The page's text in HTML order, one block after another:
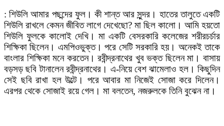
: শিউলি আমার পছন্দের ফুল। কী শান্ত আর সুন্দর। হাতের তালুতে একটি
শিউলি রাখলে কেমন জীবিত লাগে দেখেছো? মা ছিল কালো। আমি হয়তো
শিউলি ফুলকে কালোই দেখি। মা একটি বেসরকারি কলেজের শরীরচর্চার
শিক্ষিকা ছিলেন। এমপিওভুক্ত। পরে সেটি সরকারি হয়। অনেকই তাকে
বাংলার শিক্ষিকা মনে করতেন। রবীন্দ্রনাথের খুব ভক্ত ছিলেন মা। বাসায়
বড়সড় ছবি টানালেন রবীন্দ্রনাথের। এ-নিয়ে বেশ ঝামেলাও হল। কিছুদিন
সেই ছবি রাখা হল উল্টে। পরে আবার মা নিজেই সোজা করে দিলেন।
এরপর থেকে সোজাই রয়ে গেল। মা বলতেন, নজরুলকে তিনি বুঝেন না।